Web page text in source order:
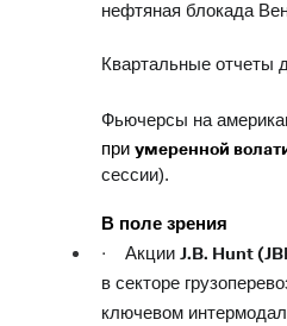
нефтяная блокада
Квартальные отчеты
Фьючерсы на
при умеренной
сессии).
В поле зрения
·
Акции J.B. Hunt
в секторе
ключевом